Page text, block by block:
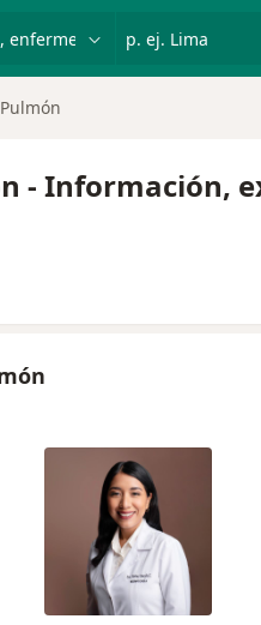
- Información,